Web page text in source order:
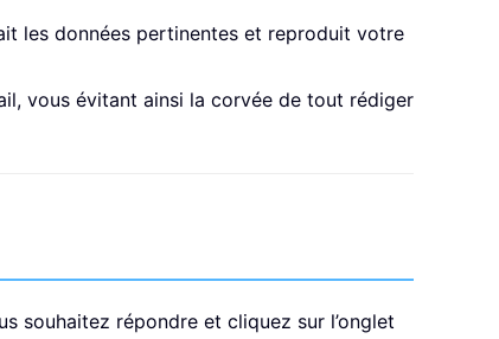
les données pertinentes et reproduit votre
vous évitant ainsi la corvée de tout rédiger
souhaitez répondre et cliquez sur l’onglet